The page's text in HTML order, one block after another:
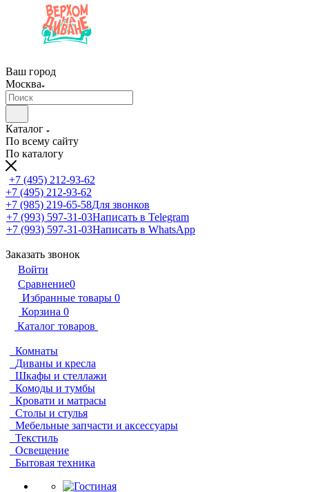
Ваш город
Москва
Каталог
По всему сайту
По каталогу
+7 (495) 212-93-62
+7 (495) 212-93-62
+7 (985) 219-65-58Для звонков
+7 (993) 597-31-03Написать в Telegram
+7 (993) 597-31-03Написать в WhatsApp
Заказать звонок
Войти
Сравнение0
Избранные товары 0
Корзина 0
Каталог товаров
Комнаты
Диваны и кресла
Шкафы и стеллажи
Комоды и тумбы
Кровати и матрасы
Столы и стулья
Мебельные запчасти и аксессуары
Текстиль
Освещение
Бытовая техника